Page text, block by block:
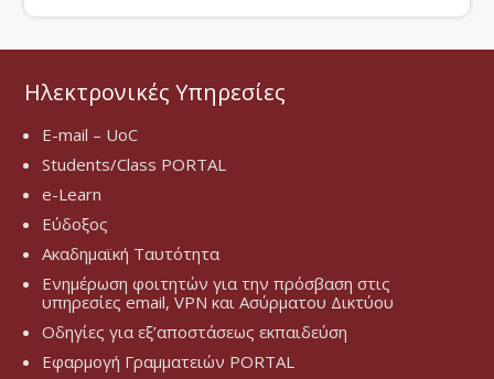
Ηλεκτρονικές Υπηρεσίες
E-mail – UoC
Students/Class PORTAL
e-Learn
Εύδοξος
Ακαδημαϊκή Ταυτότητα
Ενημέρωση φοιτητών για την πρόσβαση στις
υπηρεσίες email, VPN και Ασύρματου Δικτύου
Οδηγίες για εξ’αποστάσεως εκπαιδεύση
Εφαρμογή Γραμματειών PORTAL